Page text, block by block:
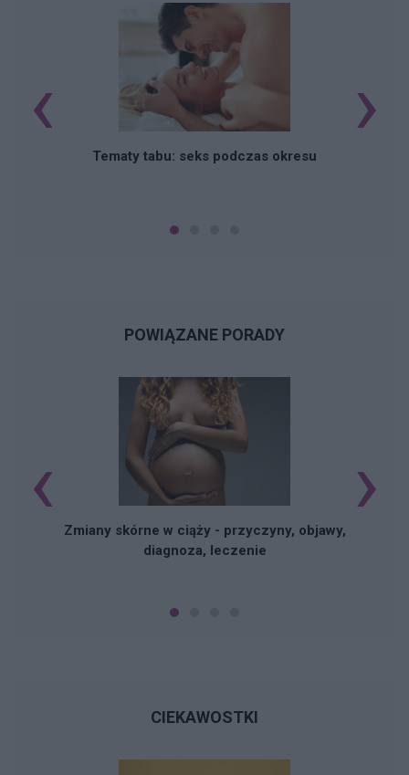
Tematy tabu: seks podczas okresu
‹ ›
POWIĄZANE PORADY
Zmiany skórne w ciąży - przyczyny, objawy,
diagnoza, leczenie
‹ ›
CIEKAWOSTKI